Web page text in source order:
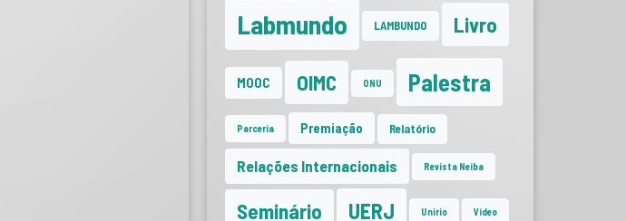
Labmundo LAMBUNDO Livro
MOOC OIMC ONU Palestra
Parceria Premiação Relatório
Relações Internacionais Revista Neiba
Seminário UERJ Unirio Vídeo